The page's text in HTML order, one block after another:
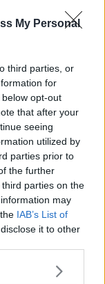
My Personal
third parties, or
for
opt-out
that after your
seeing
utilized by
parties prior to
the further
parties on the
may
IAB’s List of
it to other